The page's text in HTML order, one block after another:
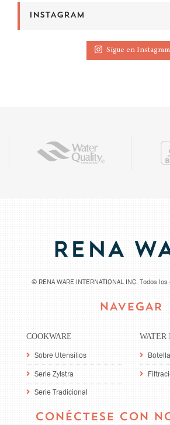
INSTAGRAM
Sigue en Instagram
© RENA WARE INTERNATIONAL INC. Todos
NAVEGAR
COOKWARE
Sobre Utensilios
Serie Zylstra
Serie Tradicional
WATER
CONÉCTESE CON